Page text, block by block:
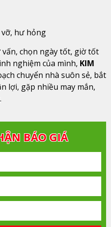
hư hỏng
chọn ngày tốt, giờ tốt
nghiệm của mình, KIM
chuyển nhà suôn sẻ, bắt
lợi, gặp nhiều may mắn,
BÁO GIÁ